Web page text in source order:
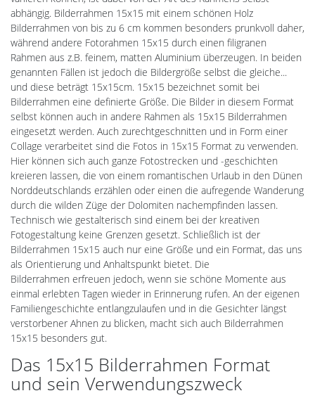
abhängig. Bilderrahmen 15x15 mit einem schönen Holz
Bilderrahmen von bis zu 6 cm kommen besonders prunkvoll daher,
während andere Fotorahmen 15x15 durch einen filigranen
Rahmen aus z.B. feinem, matten Aluminium überzeugen. In beiden
genannten Fällen ist jedoch die Bildergröße selbst die gleiche...
und diese beträgt 15x15cm. 15x15 bezeichnet somit bei
Bilderrahmen eine definierte Größe. Die Bilder in diesem Format
selbst können auch in andere Rahmen als 15x15 Bilderrahmen
eingesetzt werden. Auch zurechtgeschnitten und in Form einer
Collage verarbeitet sind die Fotos in 15x15 Format zu verwenden.
Hier können sich auch ganze Fotostrecken und -geschichten
kreieren lassen, die von einem romantischen Urlaub in den Dünen
Norddeutschlands erzählen oder einen die aufregende Wanderung
durch die wilden Züge der Dolomiten nachempfinden lassen.
Technisch wie gestalterisch sind einem bei der kreativen
Fotogestaltung keine Grenzen gesetzt. Schließlich ist der
Bilderrahmen 15x15 auch nur eine Größe und ein Format, das uns
als Orientierung und Anhaltspunkt bietet. Die
Bilderrahmen erfreuen jedoch, wenn sie schöne Momente aus
einmal erlebten Tagen wieder in Erinnerung rufen. An der eigenen
Familiengeschichte entlangzulaufen und in die Gesichter längst
verstorbener Ahnen zu blicken, macht sich auch Bilderrahmen
15x15 besonders gut.
Das 15x15 Bilderrahmen Format
und sein Verwendungszweck